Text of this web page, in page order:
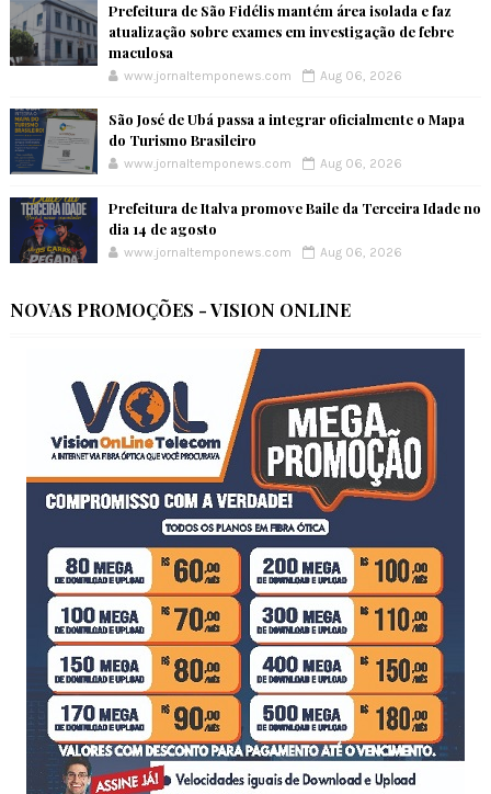
Prefeitura de São Fidélis mantém área isolada e faz
atualização sobre exames em investigação de febre
maculosa
www.jornaltemponews.com Aug 06, 2026
São José de Ubá passa a integrar oficialmente o Mapa
do Turismo Brasileiro
www.jornaltemponews.com Aug 06, 2026
Prefeitura de Italva promove Baile da Terceira Idade no
dia 14 de agosto
www.jornaltemponews.com Aug 06, 2026
NOVAS PROMOÇÕES - VISION ONLINE